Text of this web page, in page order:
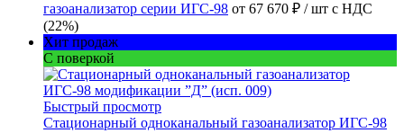
газоанализатор серии ИГС-98 от 67 670 ₽ / шт с НДС
(22%)
Хит продаж
С поверкой
Быстрый просмотр
Стационарный одноканальный газоанализатор ИГС-98